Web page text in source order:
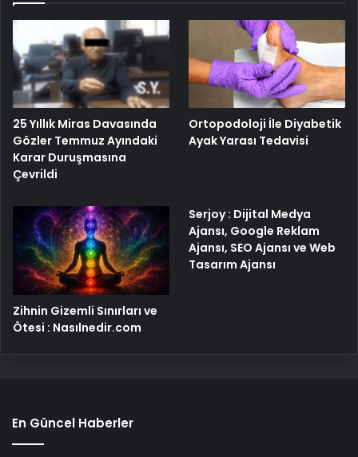
25 Yıllık Miras Davasında
Gözler Temmuz Ayındaki
Karar Duruşmasına
Çevrildi
Ortopodoloji İle Diyabetik
Ayak Yarası Tedavisi
Zihnin Gizemli Sınırları ve
Ötesi : Nasılnedir.com
Serjoy : Dijital Medya
Ajansı, Google Reklam
Ajansı, SEO Ajansı ve Web
Tasarım Ajansı
En Güncel Haberler